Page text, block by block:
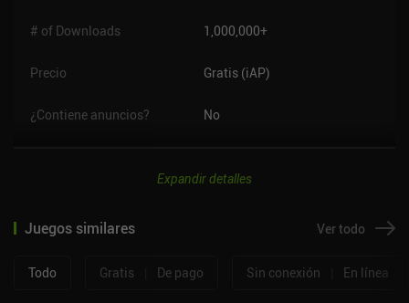
# of Downloads 1,000,000+
Precio Gratis (iAP)
¿Contiene anuncios? No
Expandir detalles
Juegos similares Ver todo
Todo Gratis De pago Sin conexión En línea